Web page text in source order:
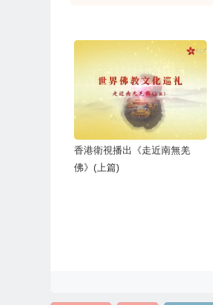
香港衛視播出《走近南無羌
佛》(上篇)